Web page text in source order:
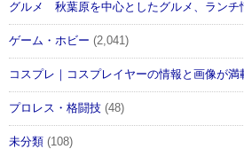
グルメ 秋葉原を中心としたグルメ、ラン
ゲーム・ホビー (2,041)
コスプレ｜コスプレイヤーの情報と画像が満
プロレス・格闘技 (48)
未分類 (108)